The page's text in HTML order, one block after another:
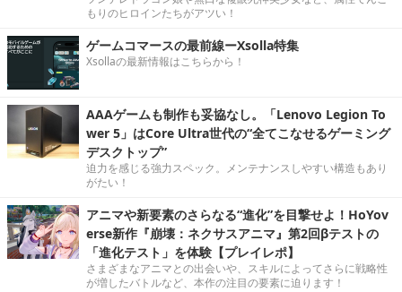
もりのヒロインたちがアツい！
ゲームコマースの最前線ーXsolla特集
Xsollaの最新情報はこちらから！
AAAゲームも制作も妥協なし。「Lenovo Legion To
wer 5」はCore Ultra世代の“全てこなせるゲーミング
デスクトップ”
迫力を感じる強力スペック。メンテナンスしやすい構造もあり
がたい！
アニマや新要素のさらなる“進化”を目撃せよ！HoYov
erse新作『崩壊：ネクサスアニマ』第2回βテストの
「進化テスト」を体験【プレイレポ】
さまざまなアニマとの出会いや、スキルによってさらに戦略性
が増したバトルなど、本作の注目の要素に迫ります！